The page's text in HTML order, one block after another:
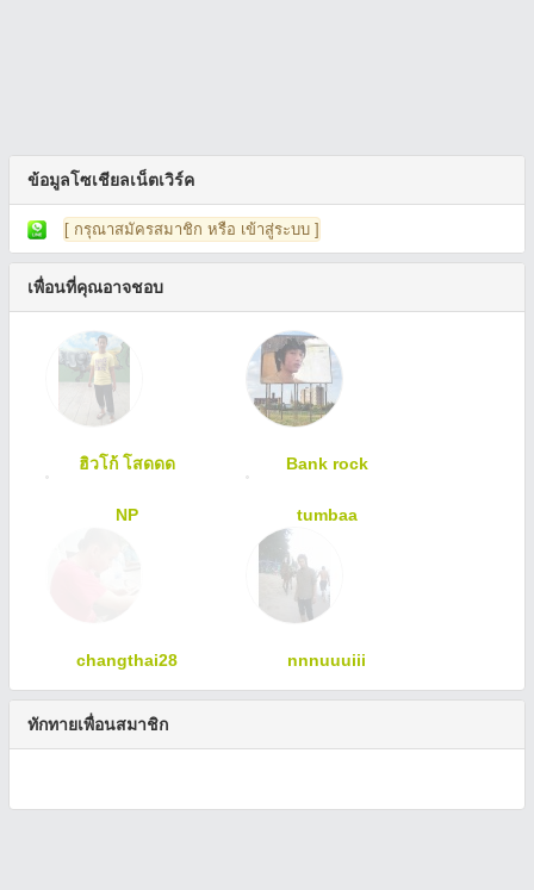
ข้อมูลโซเชียลเน็ตเวิร์ค
[ กรุณาสมัครสมาชิก หรือ เข้าสู่ระบบ ]
เพื่อนที่คุณอาจชอบ
ฮิวโก้ โสดดด Bank rock
tumbaa
changthai28